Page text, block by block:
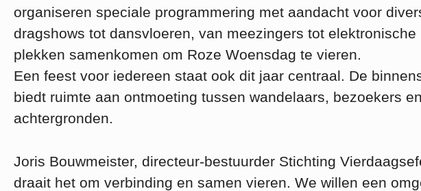
organiseren speciale programmering met aandacht voor
dragshows tot dansvloeren, van meezingers tot
plekken samenkomen om Roze Woensdag te vieren.
Een feest voor iedereen staat ook dit jaar centraal. De
biedt ruimte aan ontmoeting tussen wandelaars, bezoekers
achtergronden.
Joris Bouwmeister, directeur-bestuurder Stichting
draait het om verbinding en samen vieren. We willen een